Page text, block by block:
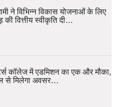
ने विभिन्न विकास योजनाओं के लिए
वित्तीय स्वीकृति दी…
कॉलेज में एडमिशन का एक और मौका,
से मिलेगा अवसर…